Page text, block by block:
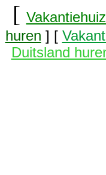
[
huren ] [
Duitsland